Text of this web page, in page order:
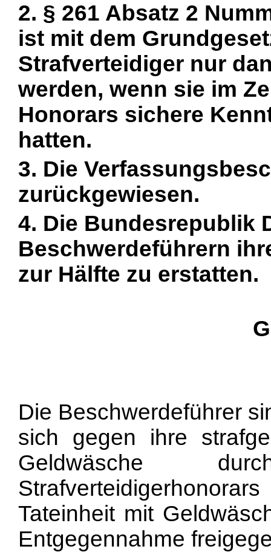
2. § 261 Absatz 2
ist mit dem
Strafverteidiger nur
werden, wenn sie im
Honorars sichere
hatten.
3. Die
zurückgewiesen.
4. Die Bundesrepublik
Beschwerdeführern
zur Hälfte zu erstatten.
Die Beschwerdeführer
sich gegen ihre
Geldwäsche
Tateinheit mit
Entgegennahme